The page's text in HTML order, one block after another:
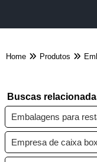
Home Produtos
Buscas
Embalagens para
Empresa de caixa